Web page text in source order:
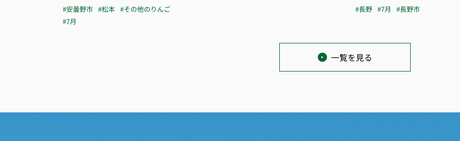
#安曇野市 #松本 #その他のりんご
#7月
#長野 #7月 #長野市
一覧を見る